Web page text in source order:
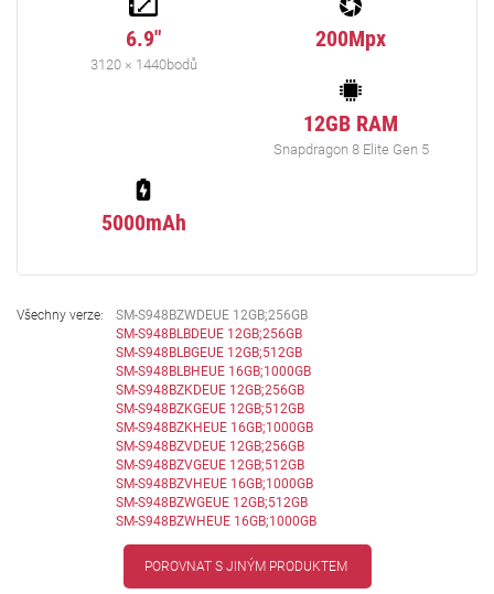
6.9"
3120 × 1440bodů
200Mpx
12GB RAM
Snapdragon 8 Elite Gen 5
5000mAh
Všechny verze:
SM-S948BZWDEUE 12GB;256GB
SM-S948BLBDEUE 12GB;256GB
SM-S948BLBGEUE 12GB;512GB
SM-S948BLBHEUE 16GB;1000GB
SM-S948BZKDEUE 12GB;256GB
SM-S948BZKGEUE 12GB;512GB
SM-S948BZKHEUE 16GB;1000GB
SM-S948BZVDEUE 12GB;256GB
SM-S948BZVGEUE 12GB;512GB
SM-S948BZVHEUE 16GB;1000GB
SM-S948BZWGEUE 12GB;512GB
SM-S948BZWHEUE 16GB;1000GB
POROVNAT S JINÝM PRODUKTEM